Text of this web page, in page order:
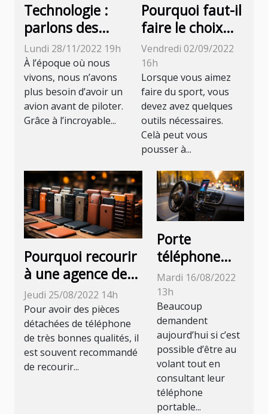
Technologie :
parlons des
deux meilleurs
jeux d'avions
Lundi 28/11/2022 19h
À l’époque où nous
vivons, nous n’avons
plus besoin d’avoir un
avion avant de piloter.
Grâce à l’incroyable...
Pourquoi faut-il
faire le choix
d'une
trottinette
adulte classique
?
Vendredi 02/09/2022
16h
Lorsque vous aimez
faire du sport, vous
devez avez quelques
outils nécessaires.
Celà peut vous
pousser à...
Pourquoi recourir
à une agence de
commercialisation
d’accessoires de
Smartphone ?
Jeudi 25/08/2022 14h
Pour avoir des pièces
détachées de téléphone
de très bonnes qualités, il
est souvent recommandé
de recourir...
Porte
téléphone
voiture :
définition et
avantages de
cet
accessoire
Mardi 16/08/2022
13h
Beaucoup
demandent
aujourd’hui si c’est
possible d’être au
volant tout en
consultant leur
téléphone
portable...